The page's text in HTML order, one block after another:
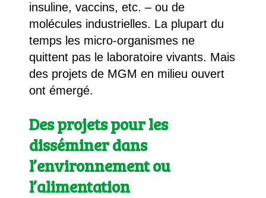
insuline, vaccins, etc. – ou de
molécules industrielles. La plupart du
temps les micro-organismes ne
quittent pas le laboratoire vivants. Mais
des projets de MGM en milieu ouvert
ont émergé.
Des projets pour les
disséminer dans
l’environnement ou
l’alimentation